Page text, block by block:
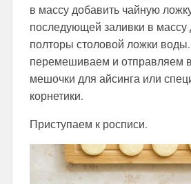
в массу добавить чайную
последующей заливки в массу
полторы столовой ложки
перемешиваем и отправляем
мешочки для айсинга или
корнетики.
Приступаем к росписи.